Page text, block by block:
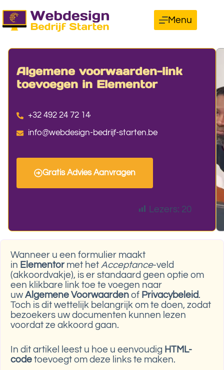
Menu
Algemene voorwaarden-link
toevoegen in Elementor
+32 492 24 72 14
info@webdesign-bedrijf-starten.be
Gratis Advies Aanvragen
Lezers: 20
Wanneer u een formulier maakt
in Elementor met het Acceptance-veld
(akkoordvakje), is er standaard geen optie om
een klikbare link toe te voegen naar
uw Algemene Voorwaarden of Privacybeleid.
Toch is dit wettelijk belangrijk om te doen, zodat
bezoekers uw documenten kunnen lezen
voordat ze akkoord gaan.
In dit artikel leest u hoe u eenvoudig HTML-
code toevoegt om deze links te maken.